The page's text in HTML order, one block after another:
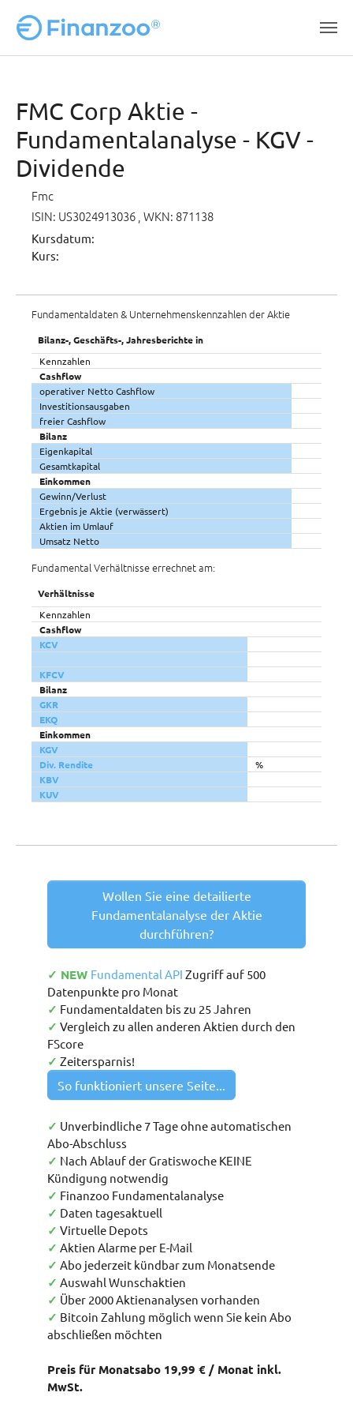
FMC Corp Aktie -
Fundamentalanalyse - KGV -
Dividende
Fmc
ISIN: US3024913036 , WKN: 871138
Kursdatum:
Kurs:
Fundamentaldaten & Unternehmenskennzahlen der Aktie
Bilanz-, Geschäfts-, Jahresberichte in
Kennzahlen
Cashflow
operativer Netto Cashflow
Investitionsausgaben
freier Cashflow
Bilanz
Eigenkapital
Gesamtkapital
Einkommen
Gewinn/Verlust
Ergebnis je Aktie (verwässert)
Aktien im Umlauf
Umsatz Netto
Fundamental Verhältnisse errechnet am:
Verhältnisse
Kennzahlen
Cashflow
KCV
KFCV
Bilanz
GKR
EKQ
Einkommen
KGV
Div. Rendite
%
KBV
KUV
Wollen Sie eine detailierte
Fundamentalanalyse der Aktie
durchführen?
✓ NEW Fundamental API Zugriff auf 500
Datenpunkte pro Monat
✓ Fundamentaldaten bis zu 25 Jahren
✓ Vergleich zu allen anderen Aktien durch den
FScore
✓ Zeitersparnis!
So funktioniert unsere Seite...
✓ Unverbindliche 7 Tage ohne automatischen
Abo-Abschluss
✓ Nach Ablauf der Gratiswoche KEINE
Kündigung notwendig
✓ Finanzoo Fundamentalanalyse
✓ Daten tagesaktuell
✓ Virtuelle Depots
✓ Aktien Alarme per E-Mail
✓ Abo jederzeit kündbar zum Monatsende
✓ Auswahl Wunschaktien
✓ Über 2000 Aktienanalysen vorhanden
✓ Bitcoin Zahlung möglich wenn Sie kein Abo
abschließen möchten
Preis für Monatsabo 19,99 € / Monat inkl.
MwSt.